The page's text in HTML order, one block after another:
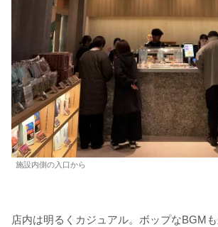
施設内側の入口から
店内は明るくカジュアル。ボップなBGM